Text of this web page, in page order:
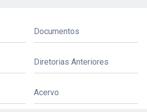
Documentos
Diretorias Anteriores
Acervo